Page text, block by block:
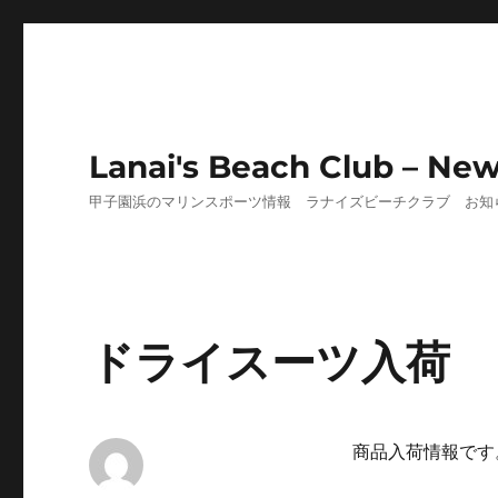
Lanai's Beach Club –
甲子園浜のマリンスポーツ情報 ラナイズビーチクラブ お知
ドライスーツ入荷
商品入荷情報です